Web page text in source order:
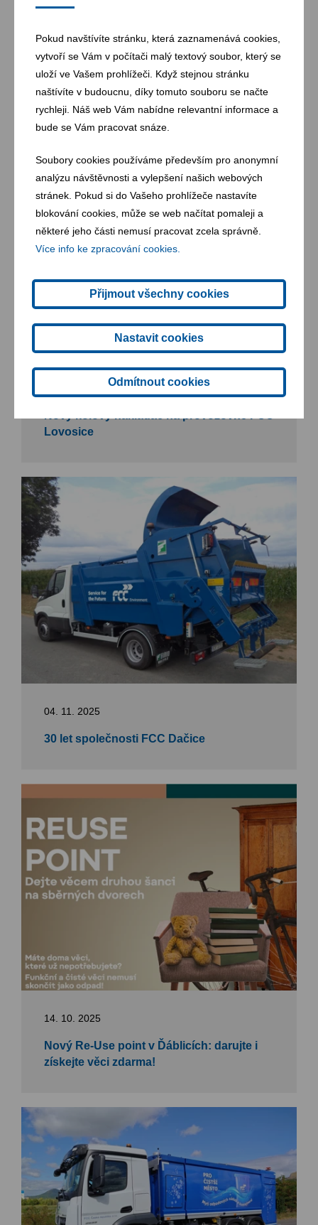
Pokud navštívíte stránku, která zaznamenává cookies,
vytvoří se Vám v počítači malý textový soubor, který se
uloží ve Vašem prohlížeči. Když stejnou stránku
naštívíte v budoucnu, díky tomuto souboru se načte
rychleji. Náš web Vám nabídne relevantní informace a
bude se Vám pracovat snáze.
Soubory cookies používáme především pro anonymní
analýzu návštěvnosti a vylepšení našich webových
stránek. Pokud si do Vašeho prohlížeče nastavíte
blokování cookies, může se web načítat pomaleji a
některé jeho části nemusí pracovat zcela správně.
Více info ke zpracování cookies.
Přijmout všechny cookies
Nastavit cookies
Odmítnout cookies
Dva sběrné dvory v Českých Budějovicích
mají o víkendech prodlouženou otevírací
dobu
Lovosice
04. 11. 2025
30 let společnosti FCC Dačice
14. 10. 2025
Nový Re-Use point v Ďáblicích: darujte i
získejte věci zdarma!